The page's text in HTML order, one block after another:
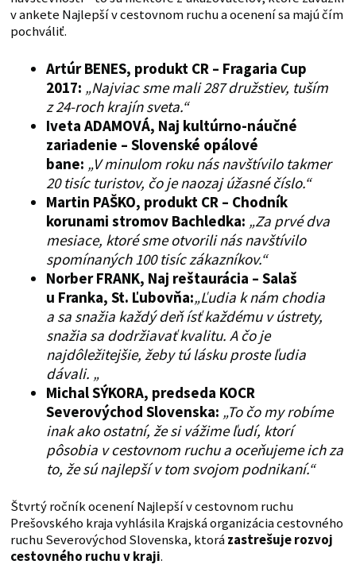
v ankete Najlepší v cestovnom ruchu a ocenení sa majú čím
pochváliť.
Artúr BENES, produkt CR – Fragaria Cup
2017: „Najviac sme mali 287 družstiev, tuším
z 24-roch krajín sveta.“
Iveta ADAMOVÁ, Naj kultúrno-náučné
zariadenie – Slovenské opálové
bane: „V minulom roku nás navštívilo takmer
20 tisíc turistov, čo je naozaj úžasné číslo.“
Martin PAŠKO, produkt CR – Chodník
korunami stromov Bachledka: „Za prvé dva
mesiace, ktoré sme otvorili nás navštívilo
spomínaných 100 tisíc zákazníkov.“
Norber FRANK, Naj reštaurácia – Salaš
u Franka, St. Ľubovňa:„Ľudia k nám chodia
a sa snažia každý deň ísť každému v ústrety,
snažia sa dodržiavať kvalitu. A čo je
najdôležitejšie, žeby tú lásku proste ľudia
dávali. „
Michal SÝKORA, predseda KOCR
Severovýchod Slovenska: „To čo my robíme
inak ako ostatní, že si vážime ľudí, ktorí
pôsobia v cestovnom ruchu a oceňujeme ich za
to, že sú najlepší v tom svojom podnikaní.“
Štvrtý ročník ocenení Najlepší v cestovnom ruchu
Prešovského kraja vyhlásila Krajská organizácia cestovného
ruchu Severovýchod Slovenska, ktorázastrešuje rozvoj
cestovného ruchu v kraji.